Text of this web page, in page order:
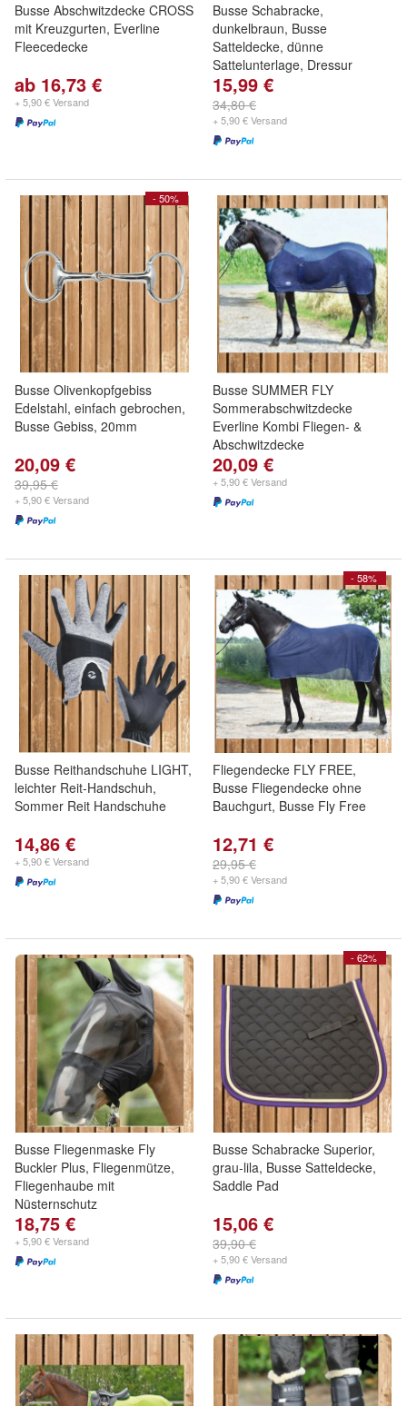
Busse Abschwitzdecke CROSS
mit Kreuzgurten, Everline
Fleecedecke
ab 16,73 €
+ 5,90 € Versand
Busse Schabracke,
dunkelbraun, Busse
Satteldecke, dünne
Sattelunterlage, Dressur
15,99 €
34,80 €
+ 5,90 € Versand
- 50%
Busse Olivenkopfgebiss
Edelstahl, einfach gebrochen,
Busse Gebiss, 20mm
20,09 €
39,95 €
+ 5,90 € Versand
Busse SUMMER FLY
Sommerabschwitzdecke
Everline Kombi Fliegen- &
Abschwitzdecke
20,09 €
+ 5,90 € Versand
Busse Reithandschuhe LIGHT,
leichter Reit-Handschuh,
Sommer Reit Handschuhe
14,86 €
+ 5,90 € Versand
- 58%
Fliegendecke FLY FREE,
Busse Fliegendecke ohne
Bauchgurt, Busse Fly Free
12,71 €
29,95 €
+ 5,90 € Versand
Busse Fliegenmaske Fly
Buckler Plus, Fliegenmütze,
Fliegenhaube mit
Nüsternschutz
18,75 €
+ 5,90 € Versand
- 62%
Busse Schabracke Superior,
grau-lila, Busse Satteldecke,
Saddle Pad
15,06 €
39,90 €
+ 5,90 € Versand